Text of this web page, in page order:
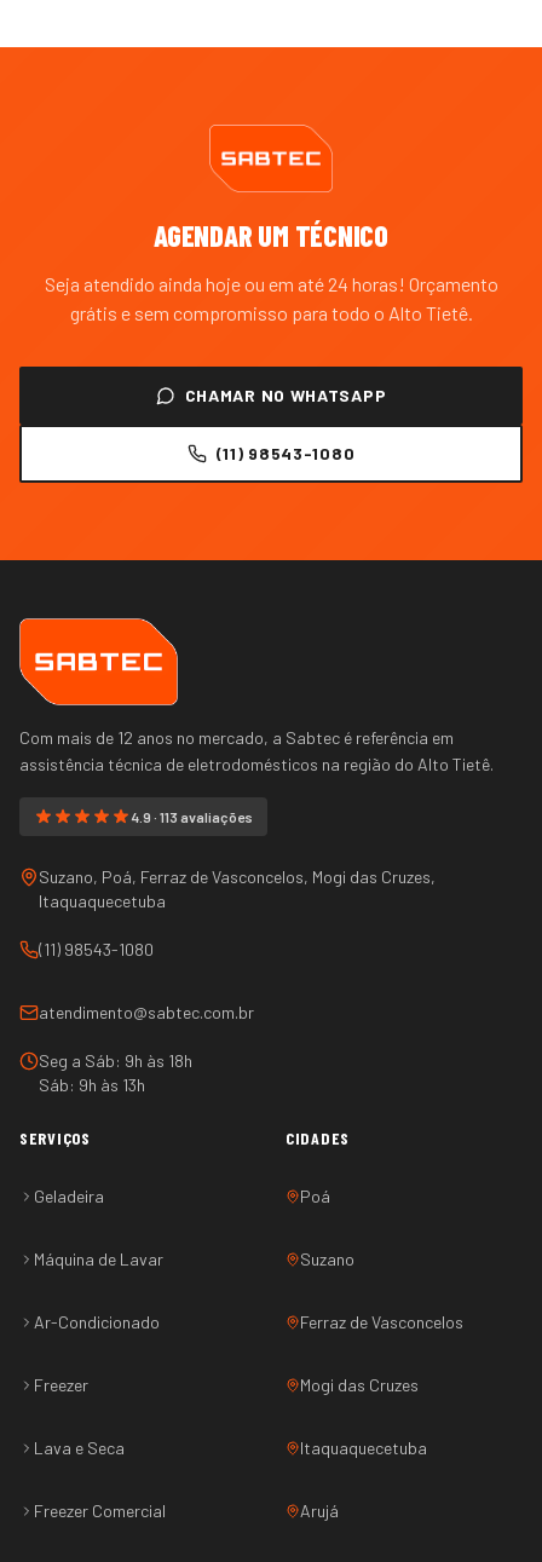
AGENDAR UM TÉCNICO
Seja atendido ainda hoje ou em até 24 horas! Orçamento
grátis e sem compromisso para todo o Alto Tietê.
CHAMAR NO WHATSAPP
(11) 98543-1080
Com mais de 12 anos no mercado, a Sabtec é referência em
assistência técnica de eletrodomésticos na região do Alto Tietê.
4.9 · 113 avaliações
Suzano, Poá, Ferraz de Vasconcelos, Mogi das Cruzes,
Itaquaquecetuba
(11) 98543-1080
atendimento@sabtec.com.br
Seg a Sáb: 9h às 18h
Sáb: 9h às 13h
SERVIÇOS
Geladeira
Máquina de Lavar
Ar-Condicionado
Freezer
Lava e Seca
Freezer Comercial
CIDADES
Poá
Suzano
Ferraz de Vasconcelos
Mogi das Cruzes
Itaquaquecetuba
Arujá